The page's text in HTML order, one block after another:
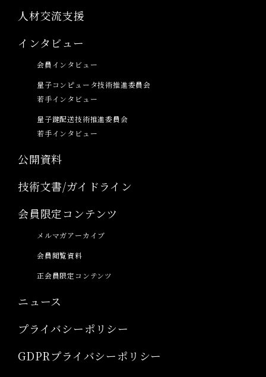
人材交流支援
インタビュー
会員インタビュー
量子コンピュータ技術推進委員会
若手インタビュー
量子鍵配送技術推進委員会
若手インタビュー
公開資料
技術文書/ガイドライン
会員限定コンテンツ
メルマガアーカイブ
会員閲覧資料
正会員限定コンテンツ
ニュース
プライバシーポリシー
GDPRプライバシーポリシー